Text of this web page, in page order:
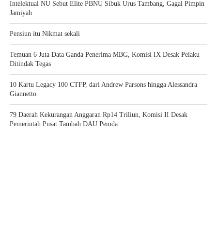
Intelektual NU Sebut Elite PBNU Sibuk Urus Tambang, Gagal Pimpin
Jamiyah
Pensiun itu Nikmat sekali
Temuan 6 Juta Data Ganda Penerima MBG, Komisi IX Desak Pelaku
Ditindak Tegas
10 Kartu Legacy 100 CTFP, dari Andrew Parsons hingga Alessandra
Giannetto
79 Daerah Kekurangan Anggaran Rp14 Triliun, Komisi II Desak
Pemerintah Pusat Tambah DAU Pemda